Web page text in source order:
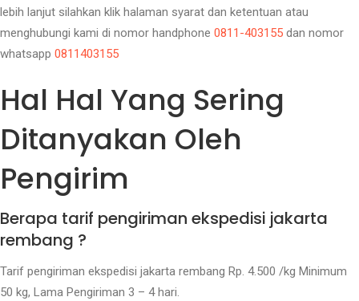
lebih lanjut silahkan klik halaman syarat dan ketentuan atau
menghubungi kami di nomor handphone 0811-403155 dan nomor
whatsapp 0811403155
Hal Hal Yang Sering
Ditanyakan Oleh
Pengirim
Berapa tarif pengiriman ekspedisi jakarta
rembang ?
Tarif pengiriman ekspedisi jakarta rembang Rp. 4.500 /kg Minimum
50 kg, Lama Pengiriman 3 – 4 hari.